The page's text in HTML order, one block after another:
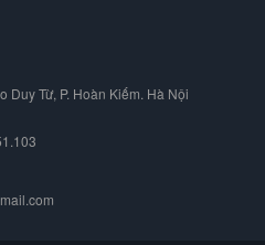
Duy Từ, P. Hoàn Kiếm. Hà Nội